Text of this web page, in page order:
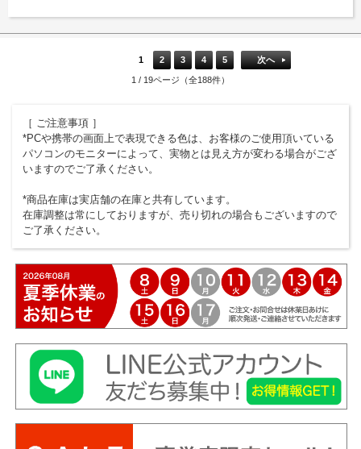
1 2 3 4 5 次へ
1 / 19ページ（全188件）
［ ご注意事項 ］
*PCや携帯の画面上で表現できる色は、お客様のご使用頂いている
パソコンのモニターによって、実物とは見え方が変わる場合がござ
いますのでご了承ください。
*商品在庫は実店舗の在庫と共有しています。
在庫調整は常にしておりますが、売り切れの場合もございますので
ご了承ください。